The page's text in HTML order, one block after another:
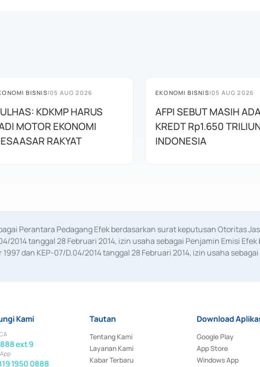
BISNIS|05 AUG 2026
KDKMP HARUS
MOTOR EKONOMI
RAKYAT
EKONOMI BISNIS|05 AUG 2026
AFPI SEBUT MASIH
KREDT Rp1.650
INDONESIA
Perantara Pedagang Efek berdasarkan surat keputusan Otoritas
2014 tanggal 28 Februari 2014, izin usaha sebagai Penjamin Emisi
dan KEP-07/D.04/2014 tanggal 28 Februari 2014, izin usaha
Kami
ext 9
1950 0888
Tautan
Tentang Kami
Layanan Kami
Kabar Terbaru
Download
Google Play
App Store
Windows App